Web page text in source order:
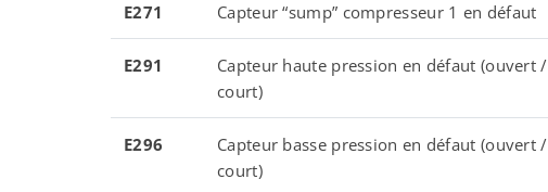
E271 Capteur “sump” compresseur 1 en défaut
E291
Capteur haute pression en défaut (ouvert /
court)
E296
Capteur basse pression en défaut (ouvert /
court)